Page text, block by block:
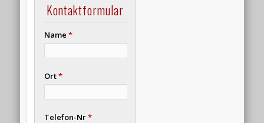
Kontaktformular
Name *
Ort*
Telefon-Nr*